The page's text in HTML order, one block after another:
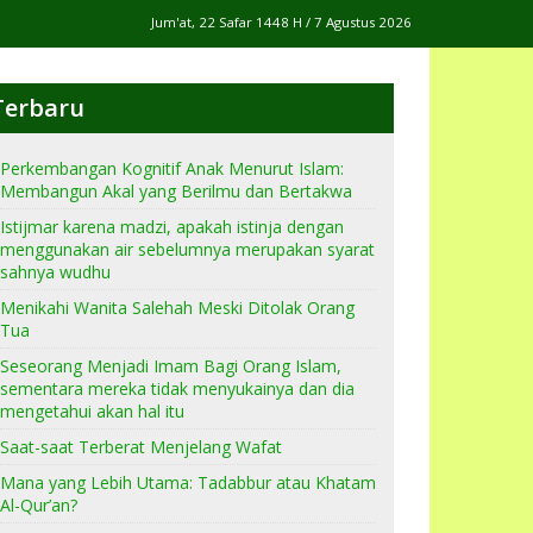
Jum'at, 22 Safar 1448 H / 7 Agustus 2026
Perkembangan Kognitif Anak Menurut Islam:
Membangun Akal yang Berilmu dan Bertakwa
Istijmar karena madzi, apakah istinja dengan
menggunakan air sebelumnya merupakan syarat
sahnya wudhu
Menikahi Wanita Salehah Meski Ditolak Orang
Tua
Seseorang Menjadi Imam Bagi Orang Islam,
sementara mereka tidak menyukainya dan dia
mengetahui akan hal itu
Saat-saat Terberat Menjelang Wafat
Mana yang Lebih Utama: Tadabbur atau Khatam
Al-Qur’an?